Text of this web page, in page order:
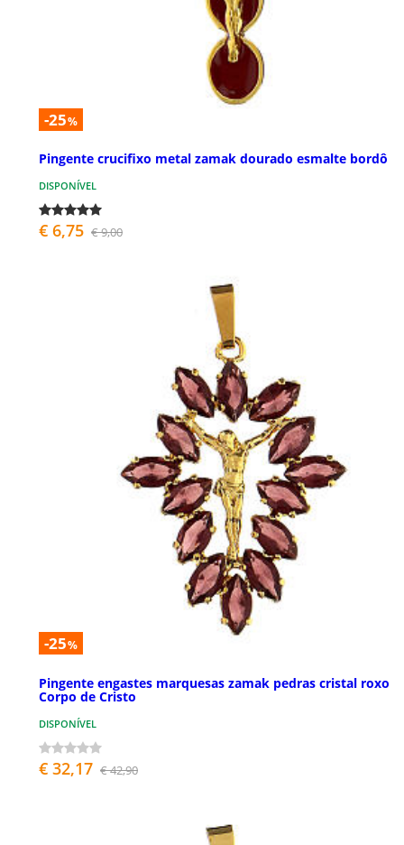
-25%
Pingente crucifixo metal zamak dourado esmalte bordô
DISPONÍVEL
€ 6,75 € 9,00
-25%
Pingente engastes marquesas zamak pedras cristal roxo
Corpo de Cristo
DISPONÍVEL
€ 32,17 € 42,90